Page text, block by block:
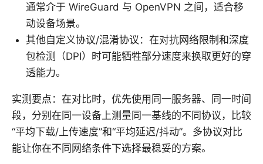
通常介于 WireGuard 与 OpenVPN 之间，适合移
动设备场景。
其他自定义协议/混淆协议：在对抗网络限制和深度
包检测（DPI）时可能牺牲部分速度来换取更好的穿
透能力。
实测要点：在对比时，优先使用同一服务器、同一时间
段，分别在同一设备上测量同一基线的不同协议，比较
“平均下载/上传速度”和“平均延迟/抖动”。多协议对比
能让你在不同网络条件下选择最稳妥的方案。